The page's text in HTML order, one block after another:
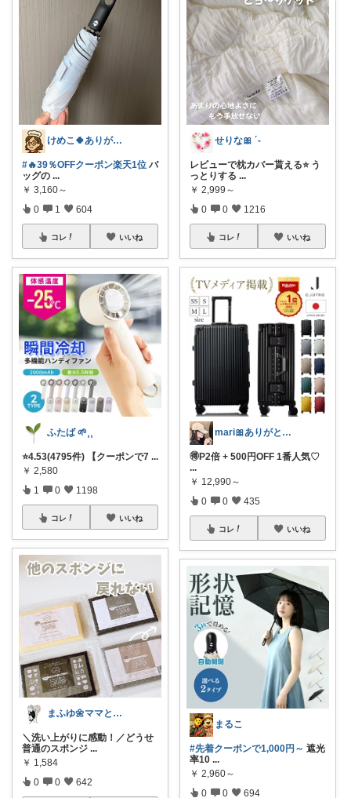
けめこ🍀ありがとうございます🤭💕
#🔥39％OFFクーポン楽天1位 バ
ッグの ...
￥ 3,160～
0 1 604
コレ いいね
ふたば 🌱⸒⸒
⭐️4.53(4795件) 【クーポンで7 ...
￥ 2,580
1 0 1198
コレ いいね
まふゆ🌼ママと子ども服
＼洗い上がりに感動！／どうせ
普通のスポンジ ...
￥ 1,584
0 0 642
せりな🎀 ´-
レビューで枕カバー貰える⭐️ う
っとりする ...
￥ 2,999～
0 0 1216
コレ いいね
mari🎀ありがとうです🥹
🉐P2倍 + 500円OFF 1番人気♡
...
￥ 12,990～
0 0 435
コレ いいね
まるこ
#先着クーポンで1,000円～ 遮光
率10 ...
￥ 2,960～
0 0 694